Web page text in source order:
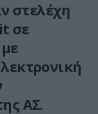
στελέχη
σε
ΑΣ.